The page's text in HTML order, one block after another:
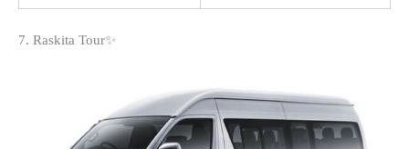
7. Raskita Tour✨